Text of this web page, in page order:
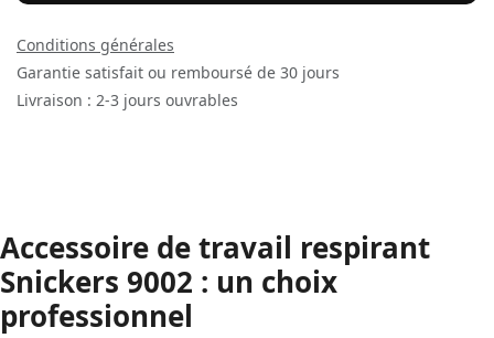
Conditions générales
Garantie satisfait ou remboursé de 30 jours
Livraison : 2-3 jours ouvrables
Accessoire de travail respirant
Snickers 9002 : un choix
professionnel